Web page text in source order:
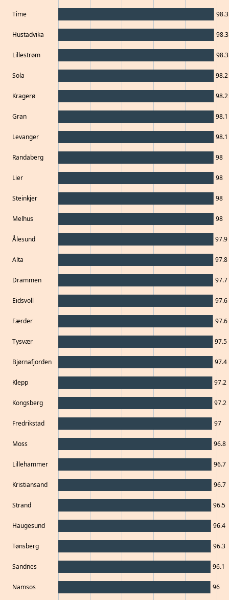
Time
Hustadvika
Lillestrøm
Sola
Kragerø
Gran
Levanger
Randaberg
Lier
Steinkjer
Melhus
Ålesund
Alta
Drammen
Eidsvoll
Færder
Tysvær
Bjørnafjorden
Klepp
Kongsberg
Fredrikstad
Moss
Lillehammer
Kristiansand
Strand
Haugesund
Tønsberg
Sandnes
Namsos
98.3
98.3
98.3
98.2
98.2
98.1
98.1
98
98
98
98
97.9
97.8
97.7
97.6
97.6
97.5
97.4
97.2
97.2
97
96.8
96.7
96.7
96.5
96.4
96.3
96.1
96